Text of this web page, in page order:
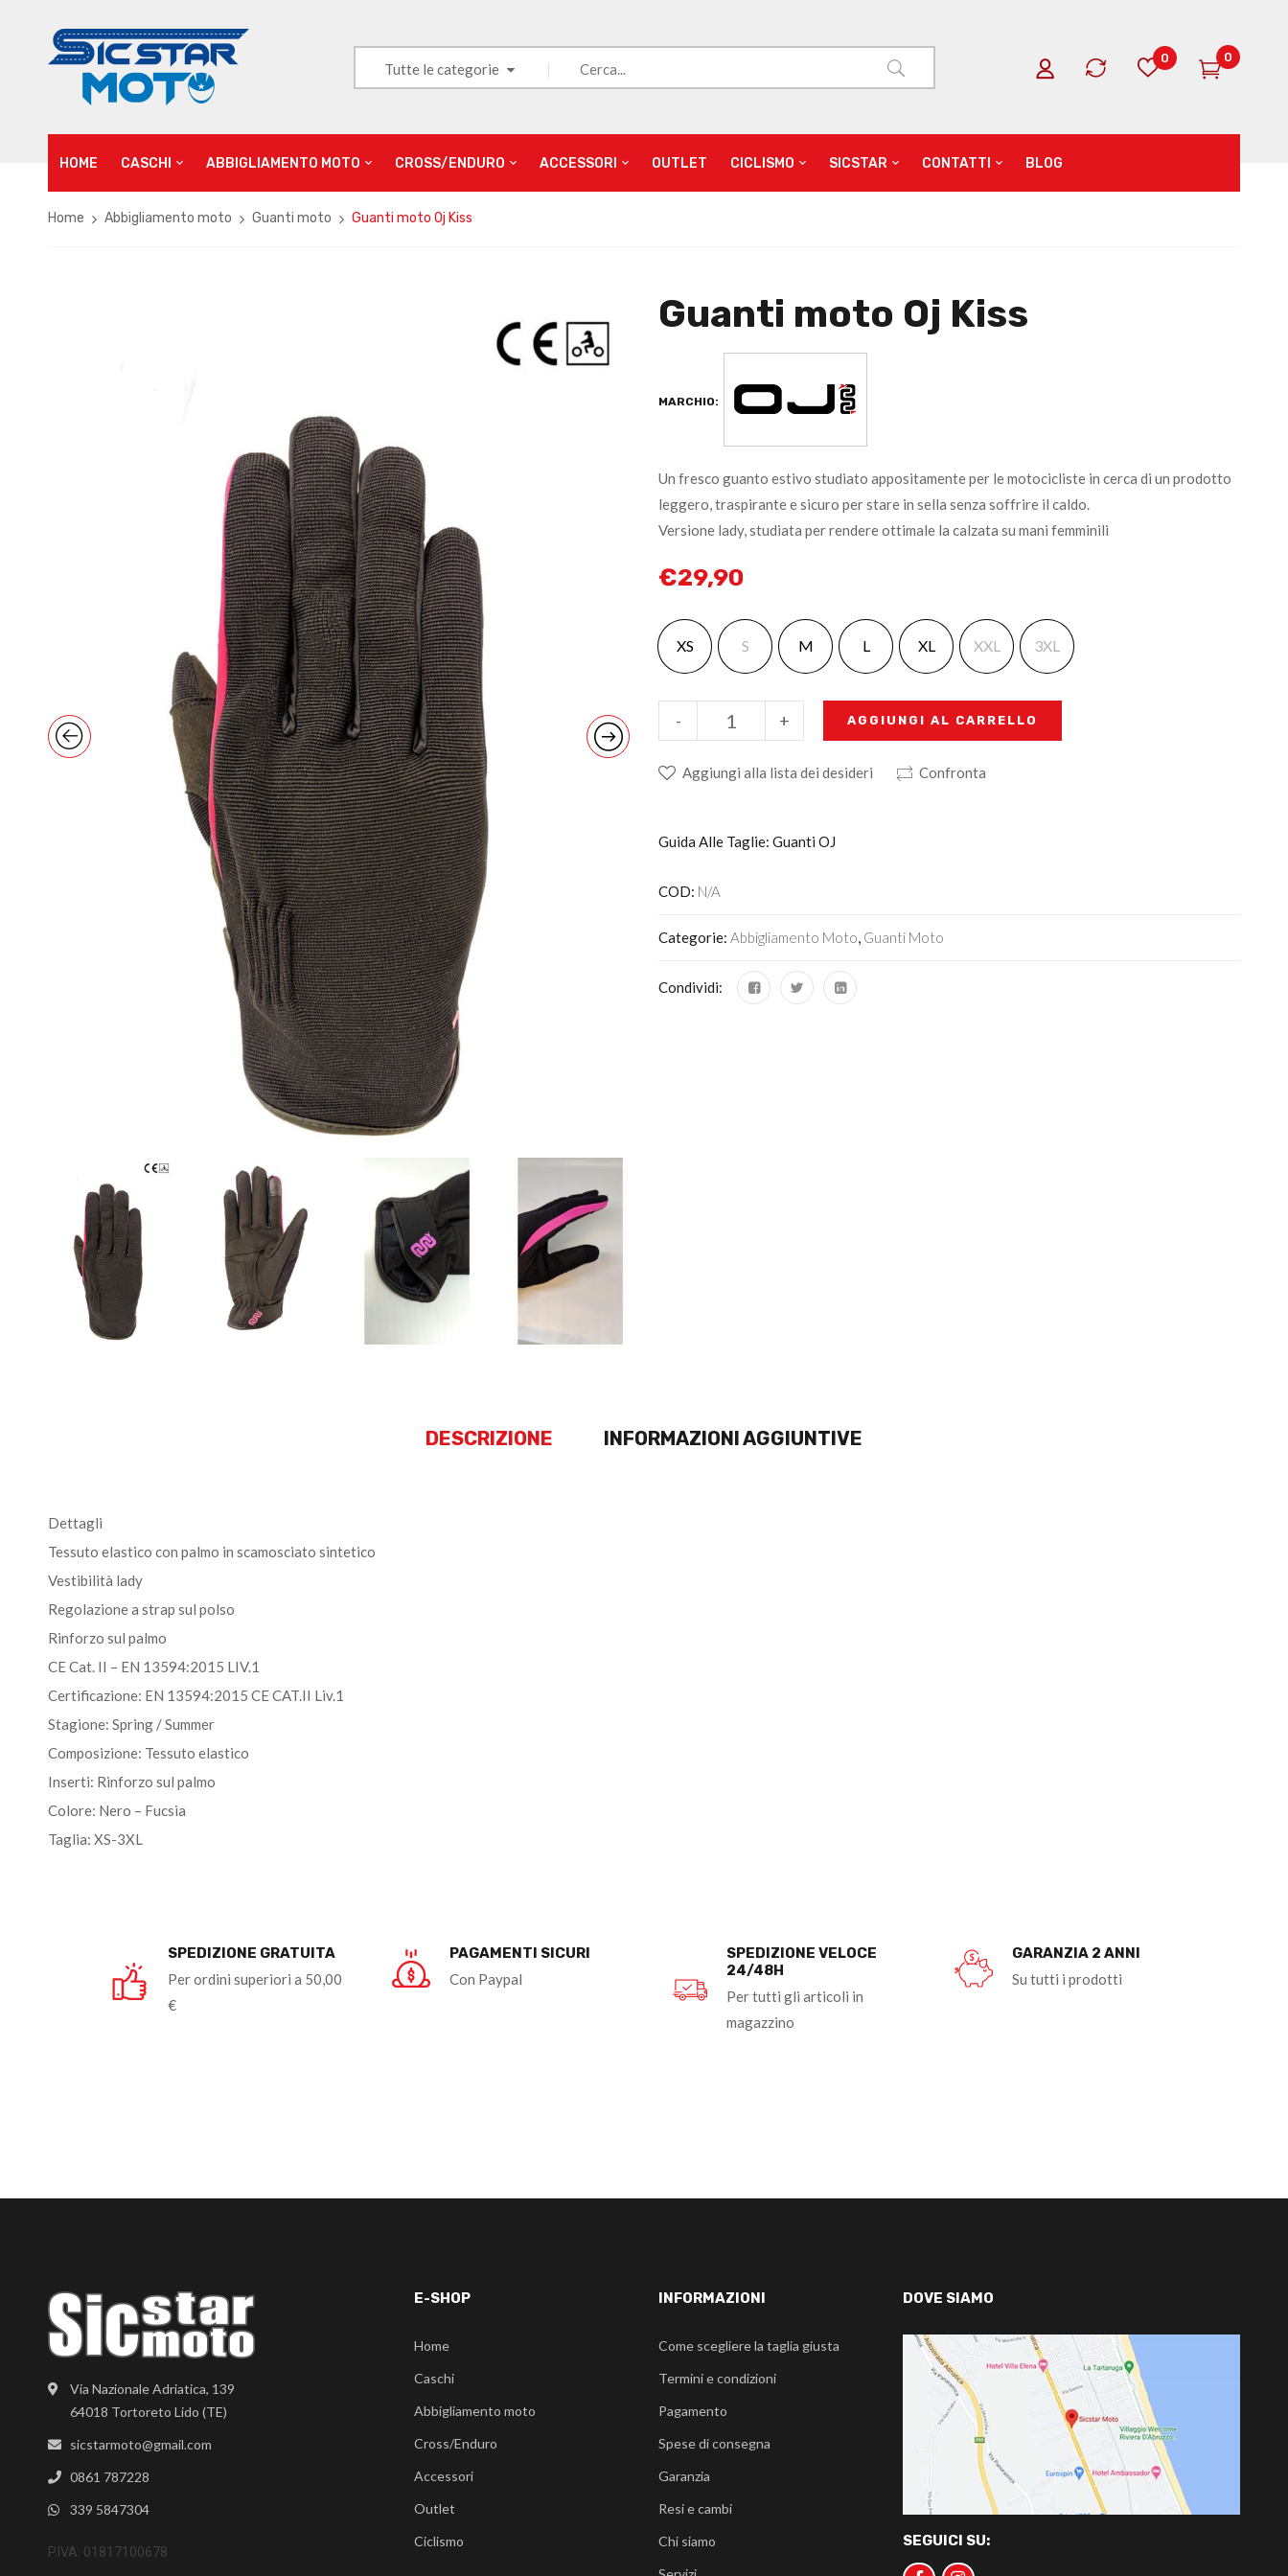
Tutte le categorie
0 0
HOME CASCHI ABBIGLIAMENTO MOTO CROSS/ENDURO ACCESSORI OUTLET CICLISMO SICSTAR CONTATTI BLOG
Home Abbigliamento moto Guanti moto Guanti moto Oj Kiss
Guanti moto Oj Kiss
MARCHIO:
Un fresco guanto estivo studiato appositamente per le motocicliste in cerca di un prodotto
leggero, traspirante e sicuro per stare in sella senza soffrire il caldo.
Versione lady, studiata per rendere ottimale la calzata su mani femminili
€29,90
XS S M L XL XXL 3XL
+
- AGGIUNGI AL CARRELLO
Aggiungi alla lista dei desideri Confronta
Guida Alle Taglie: Guanti OJ
COD: N/A
Categorie: Abbigliamento Moto Guanti Moto
Condividi:
DESCRIZIONE INFORMAZIONI AGGIUNTIVE
Dettagli
Tessuto elastico con palmo in scamosciato sintetico
Vestibilità lady
Regolazione a strap sul polso
Rinforzo sul palmo
CE Cat. II – EN 13594:2015 LIV.1
Certificazione: EN 13594:2015 CE CAT.II Liv.1
Stagione: Spring / Summer
Composizione: Tessuto elastico
Inserti: Rinforzo sul palmo
Colore: Nero – Fucsia
Taglia: XS-3XL
SPEDIZIONE GRATUITA
Per ordini superiori a 50,00
€
PAGAMENTI SICURI
Con Paypal
SPEDIZIONE VELOCE
24/48H
Per tutti gli articoli in
magazzino
GARANZIA 2 ANNI
Su tutti i prodotti
Via Nazionale Adriatica, 139
64018 Tortoreto Lido (TE)
sicstarmoto@gmail.com
0861 787228
339 5847304
P.IVA: 01817100678
E-SHOP
Home
Caschi
Abbigliamento moto
Cross/Enduro
Accessori
Outlet
Ciclismo
INFORMAZIONI
Come scegliere la taglia giusta
Termini e condizioni
Pagamento
Spese di consegna
Garanzia
Resi e cambi
Chi siamo
DOVE SIAMO
SEGUICI SU: